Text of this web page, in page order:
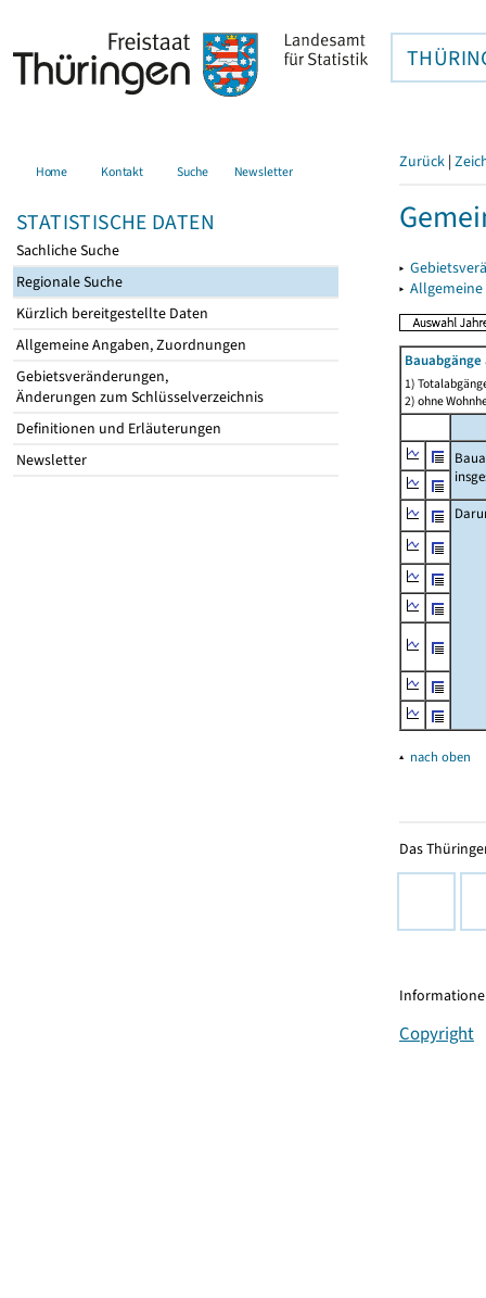
Home Kontakt Suche Newsletter
STATISTISCHE DATEN
Sachliche Suche
Regionale Suche
Kürzlich bereitgestellte Daten
Allgemeine Angaben, Zuordnungen
Gebietsveränderungen,
Änderungen zum Schlüsselverzeichnis
Definitionen und Erläuterungen
Newsletter
Zurück |
▸
▸
1)
2) ohne
▴ nach oben
Das
Copyright